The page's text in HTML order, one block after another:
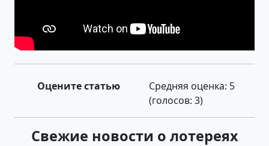
Оцените статью Средняя оценка: 5
(голосов: 3)
Свежие новости о лотереях